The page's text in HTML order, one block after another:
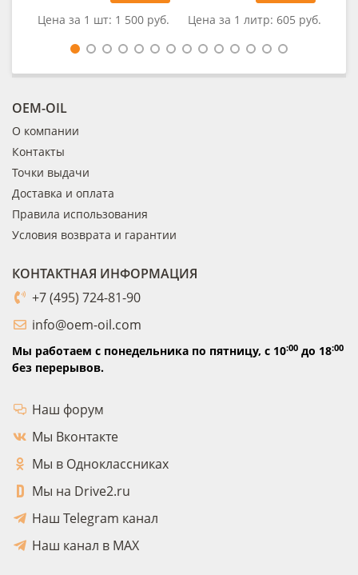
Цена за 1 шт: 1 500 руб.
Цена за 1 литр: 605 руб.
OEM-OIL
О компании
Контакты
Точки выдачи
Доставка и оплата
Правила использования
Условия возврата и гарантии
КОНТАКТНАЯ ИНФОРМАЦИЯ
+7 (495) 724-81-90
info@oem-oil.com
Мы работаем с понедельника по пятницу, с 10:00 до 18:00
без перерывов.
Наш форум
Мы Вконтакте
Мы в Одноклассниках
Мы на Drive2.ru
Наш Telegram канал
Наш канал в MAX